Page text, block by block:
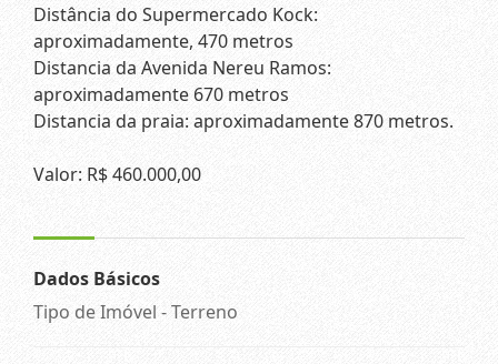
Distância do Supermercado Kock:
aproximadamente, 470 metros
Distancia da Avenida Nereu Ramos:
aproximadamente 670 metros
Distancia da praia: aproximadamente 870 metros.
Valor: R$ 460.000,00
Dados Básicos
Tipo de Imóvel - Terreno